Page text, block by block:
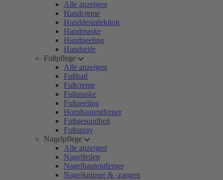
Alle anzeigen
Handcreme
Handdesinfektion
Handmaske
Handpeeling
Handseife
Fußpflege
Alle anzeigen
Fußbad
Fußcreme
Fußmaske
Fußpeeling
Hornhautentferner
Fußgesundheit
Fußspray
Nagelpflege
Alle anzeigen
Nagelfeilen
Nagelhautentferner
Nagelknipser & -zangen